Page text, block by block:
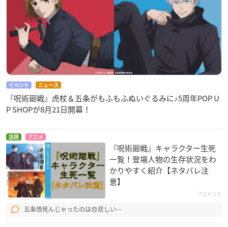
イベント ニュース
『呪術廻戦』虎杖＆五条がもふもふぬいぐるみに♪5周年POP U
P SHOPが8月21日開幕！
話題 アニメ
『呪術廻戦』キャラクター生死
一覧！登場人物の生存状況をわ
かりやすく紹介【ネタバレ注
意】
7コメント
五条悟死んじゃったのは😞悲しい⋯